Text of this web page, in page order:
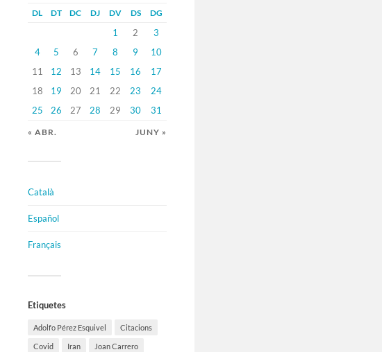
DL DT DC DJ DV DS DG
1 2
3
4
5 6 7 8 9
10
11
12 13 14 15 16
17
18
19 20 21 22 23
24
25
26 27 28 29 30 31
« ABR. JUNY »
Català
Español
Français
Etiquetes
Adolfo Pérez Esquivel Citacions
Covid Iran Joan Carrero